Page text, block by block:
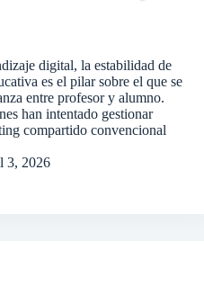
digital, la estabilidad de
es el pilar sobre el que se
entre profesor y alumno.
han intentado gestionar
compartido convencional
3, 2026